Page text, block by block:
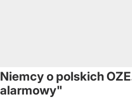
Niemcy o polskich
alarmowy"